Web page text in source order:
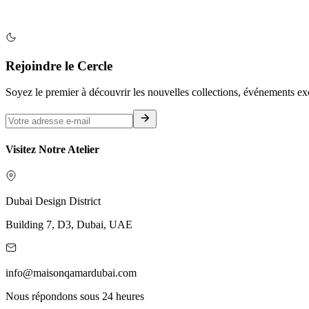
Rejoindre le Cercle
Soyez le premier à découvrir les nouvelles collections, événements
Visitez Notre Atelier
Dubai Design District
Building 7, D3, Dubai, UAE
info@maisonqamardubai.com
Nous répondons sous 24 heures